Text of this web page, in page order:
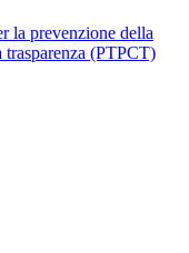
la prevenzione della
trasparenza (PTPCT)